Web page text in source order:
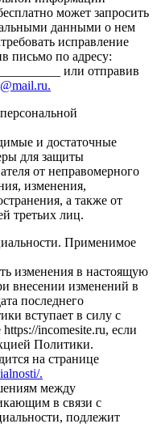
может запросить
данными о нем
исправление
письмо по адресу:
или отправив
и достаточные
для защиты
от неправомерного
изменения,
а также от
третьих лиц.
Применимое
изменения в настоящую
внесении изменений в
последнего
вступает в силу с
incomesite.ru, если
Политики.
на странице
.
между
в связи с
подлежит